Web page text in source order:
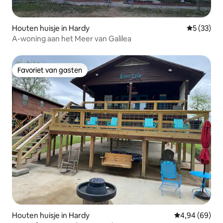
Houten huisje in Hardy
5 (33)
A-woning aan het Meer van Galilea
Favoriet van gasten
Favoriet van gasten
Houten huisje in Hardy Gemiddelde
4,94 (69)